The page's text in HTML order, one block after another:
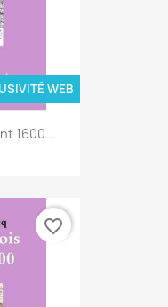
1600...
WEB
favorite_border